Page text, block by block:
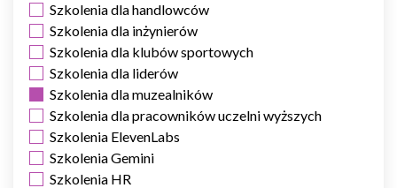
Szkolenia dla handlowców
Szkolenia dla inżynierów
Szkolenia dla klubów sportowych
Szkolenia dla liderów
Szkolenia dla muzealników
Szkolenia dla pracowników uczelni wyższych
Szkolenia ElevenLabs
Szkolenia Gemini
Szkolenia HR